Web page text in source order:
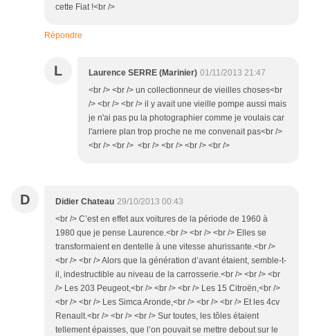
cette Fiat !<br />
Répondre
L Laurence SERRE (Marinier) 01/11/2013 21:47
<br /> <br /> un collectionneur de vieilles choses<br
/> <br /> <br /> il y avait une vieille pompe aussi mais
je n'ai pas pu la photographier comme je voulais car
l'arriere plan trop proche ne me convenait pas<br />
<br /> <br /> <br /> <br /> <br /> <br />
D Didier Chateau 29/10/2013 00:43
<br /> C’est en effet aux voitures de la période de 1960 à
1980 que je pense Laurence.<br /> <br /> <br /> Elles se
transformaient en dentelle à une vitesse ahurissante.<br />
<br /> <br /> Alors que la génération d’avant étaient, semble-t-
il, indestructible au niveau de la carrosserie.<br /> <br /> <br
/> Les 203 Peugeot,<br /> <br /> <br /> Les 15 Citroën,<br />
<br /> <br /> Les Simca Aronde,<br /> <br /> <br /> Et les 4cv
Renault.<br /> <br /> <br /> Sur toutes, les tôles étaient
tellement épaisses, que l’on pouvait se mettre debout sur le